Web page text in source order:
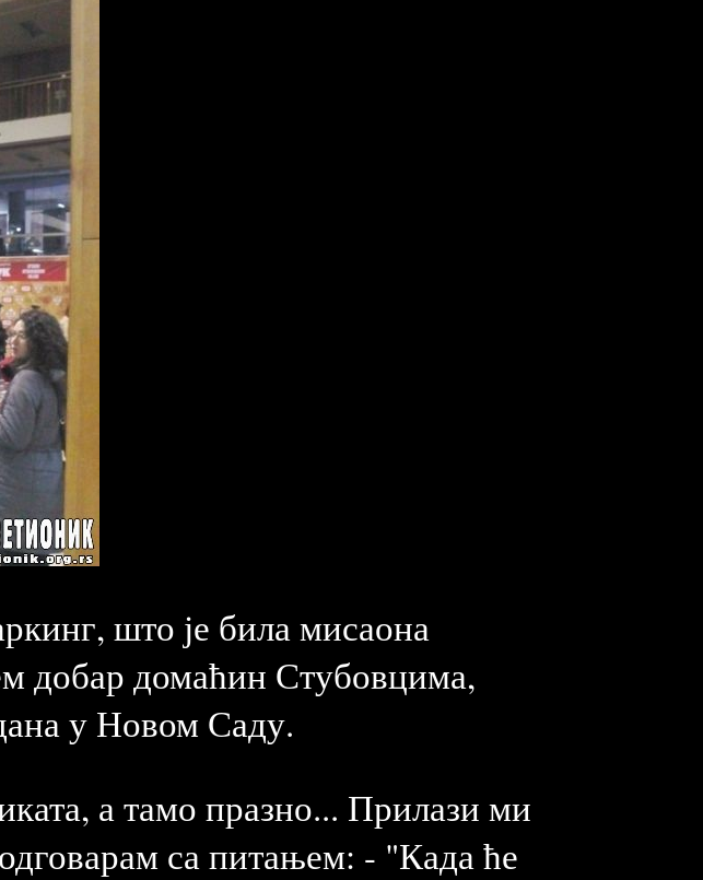
што је била мисаона
добар домаћин Стубовцима,
у Новом Саду.
а тамо празно... Прилази ми
са питањем: - "Када ће